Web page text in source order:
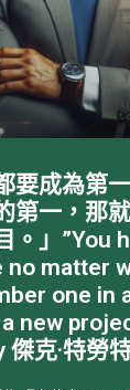
要成為第
第一，那
。」”You
no matter
one in
new
傑克·特勞